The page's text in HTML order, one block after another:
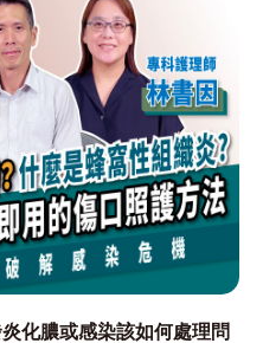
化膿或感染該如何處理問